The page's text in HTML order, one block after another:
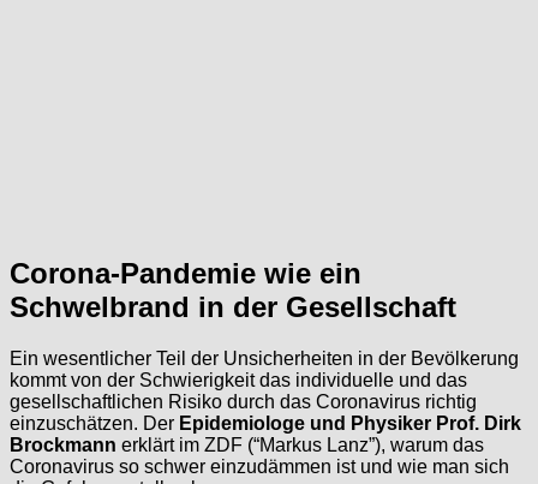
Corona-Pandemie wie ein
Schwelbrand in der Gesellschaft
Ein wesentlicher Teil der Unsicherheiten in der Bevölkerung
kommt von der Schwierigkeit das individuelle und das
gesellschaftlichen Risiko durch das Coronavirus richtig
einzuschätzen. Der Epidemiologe und Physiker Prof. Dirk
Brockmann erklärt im ZDF (“Markus Lanz”), warum das
Coronavirus so schwer einzudämmen ist und wie man sich